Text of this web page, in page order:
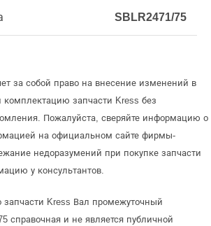
SBLR2471/75
за собой право на внесение изменений в
запчасти Kress без
Пожалуйста, сверяйте информацию о
на официальном сайте фирмы-
недоразумений при покупке запчасти
у консультантов.
Kress Вал промежуточный
справочная и не является публичной